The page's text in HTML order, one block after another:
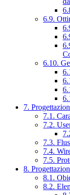
6.9.
6.10.
7.
7.1.
7.2.
7.3.
7.4.
7.5.
8.
8.1.
8.2.